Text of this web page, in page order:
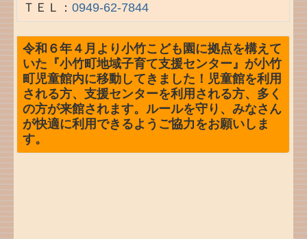
ＴＥＬ：0949-62-7844
令和６年４月より小竹こども園に拠点を構えて
いた『小竹町地域子育て支援センター』が小竹
町児童館内に移動してきました！児童館を利用
される方、支援センターを利用される方、多く
の方が来館されます。ルールを守り、みなさん
が快適に利用できるようご協力をお願いしま
す。